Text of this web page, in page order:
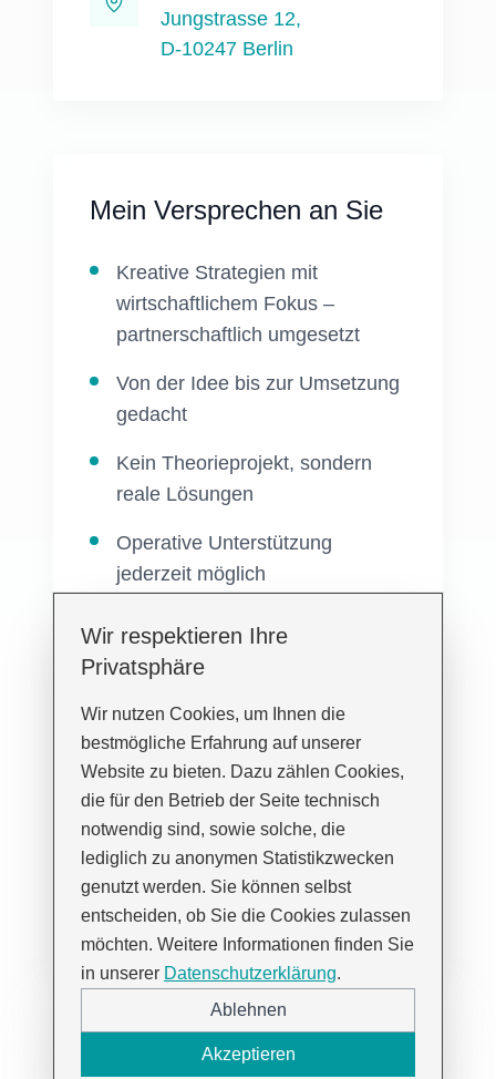
Jungstrasse 12,
D-10247 Berlin
Mein Versprechen an Sie
Kreative Strategien mit
wirtschaftlichem Fokus –
partnerschaftlich umgesetzt
Von der Idee bis zur Umsetzung
gedacht
Kein Theorieprojekt, sondern
reale Lösungen
Operative Unterstützung
jederzeit möglich
Klare Ziele, klare Massnahmen,
klare Wirkung
Effizient, strukturiert,
entscheidungsstark
Erfahrung aus Marketing,
Kommunikation und
Projektrealisierung
Messbarer Mehrwert für Marke,
Standort und Organisation
Kontaktformular
Füllen Sie das Formular aus und ich
Wir respektieren Ihre
Privatsphäre
Wir nutzen Cookies, um Ihnen die
bestmögliche Erfahrung auf unserer
Website zu bieten. Dazu zählen Cookies,
die für den Betrieb der Seite technisch
notwendig sind, sowie solche, die
lediglich zu anonymen Statistikzwecken
genutzt werden. Sie können selbst
entscheiden, ob Sie die Cookies zulassen
möchten. Weitere Informationen finden Sie
in unserer Datenschutzerklärung.
Ablehnen
Akzeptieren